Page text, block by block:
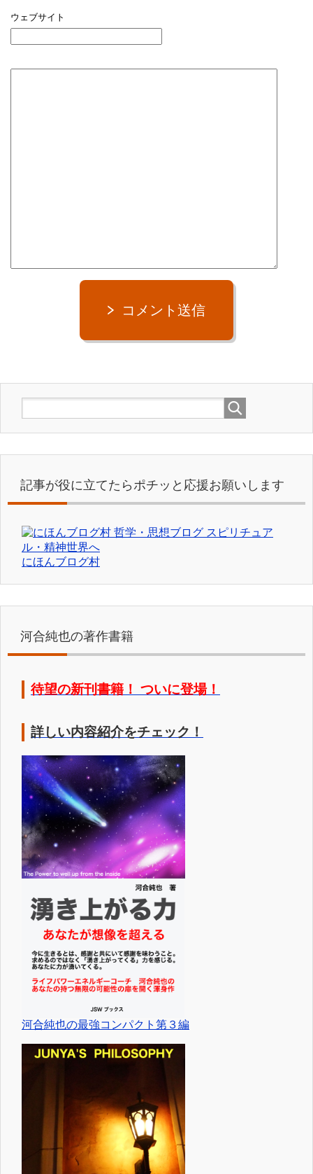
ウェブサイト
コメント送信
記事が役に立てたらポチッと応援お願いします
にほんブログ村
河合純也の著作書籍
待望の新刊書籍！ ついに登場！
詳しい内容紹介をチェック！
河合純也の最強コンパクト第３編